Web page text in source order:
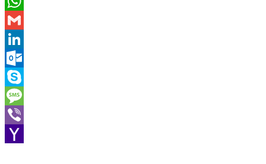
WhatsApp
Gmail
LinkedIn
Outlook.com
Skype
Message
Viber